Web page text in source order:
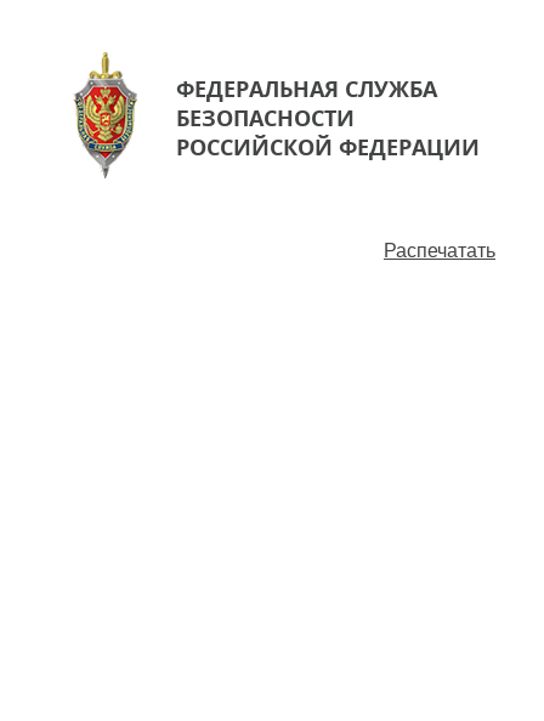
ФЕДЕРАЛЬНАЯ СЛУЖБА
БЕЗОПАСНОСТИ
РОССИЙСКОЙ ФЕДЕРАЦИИ
Распечатать